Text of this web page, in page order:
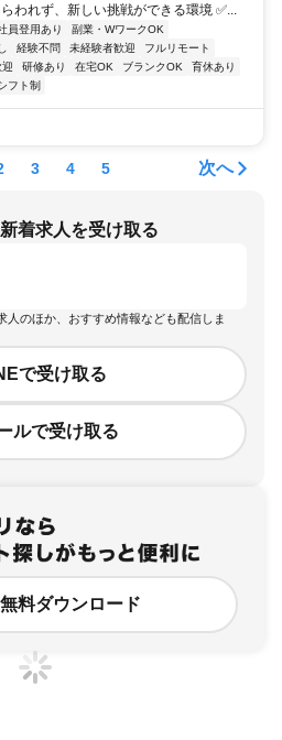
われず、新しい挑戦ができる環境 ✅...
員登用あり
副業・WワークOK
経験不問 未経験者歓迎
フルリモート
研修あり 在宅OK ブランクOK
育休あり
フト制
3 4 5 次へ
着求人を受け取る
人のほか、おすすめ情報なども配信しま
で受け取る
ルで受け取る
料ダウンロード